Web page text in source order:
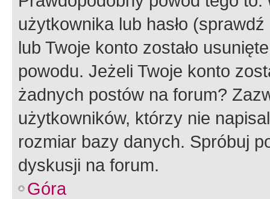
użytkownika lub hasło
lub Twoje konto zostało
powodu. Jeżeli Twoje konto
żadnych postów na forum?
użytkowników, którzy nie
rozmiar bazy danych. Spróbuj
dyskusji na forum.
Góra